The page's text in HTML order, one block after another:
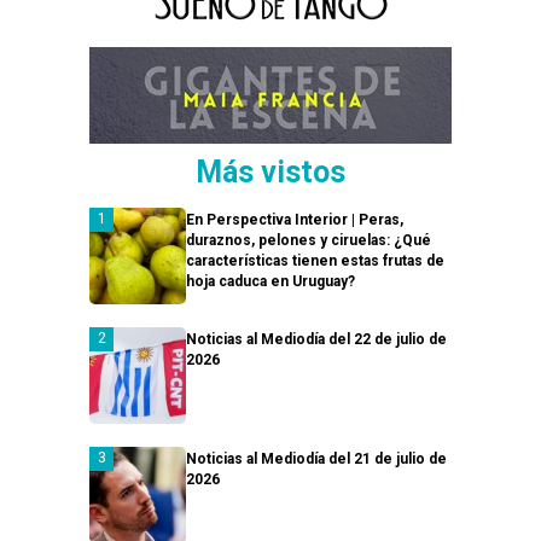
Más vistos
En Perspectiva Interior | Peras,
duraznos, pelones y ciruelas: ¿Qué
características tienen estas frutas de
hoja caduca en Uruguay?
Noticias al Mediodía del 22 de julio de
2026
Noticias al Mediodía del 21 de julio de
2026